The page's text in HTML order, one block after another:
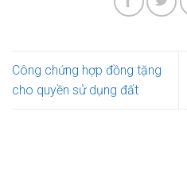
Công chứng hợp đồng tặng
cho quyền sử dụng đất